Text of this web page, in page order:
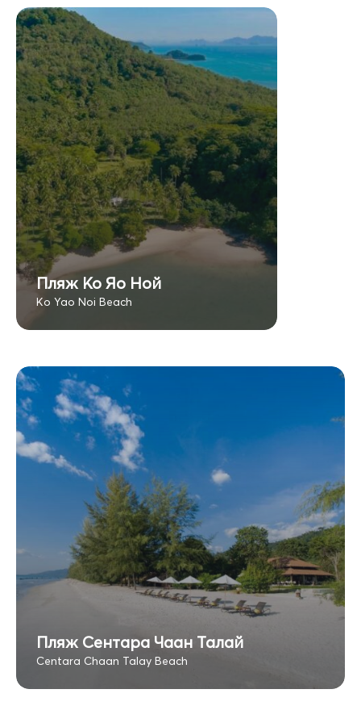
Пляж Ко Яо Ной
Ko Yao Noi Beach
Пляж Сентара Чаан Талай
Centara Chaan Talay Beach